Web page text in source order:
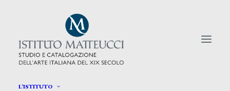
L’ISTITUTO